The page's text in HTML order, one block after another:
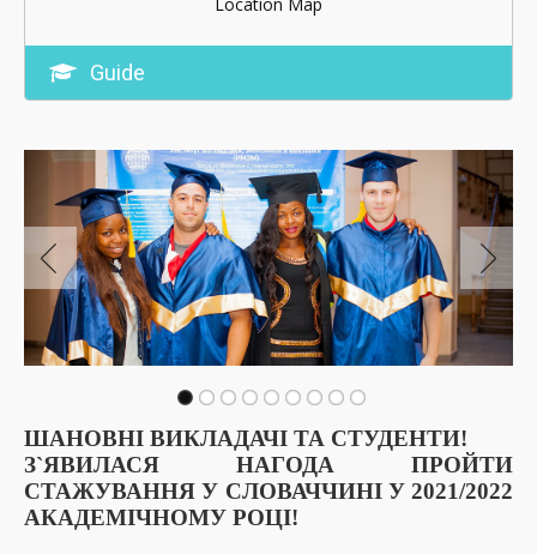
Location Map
Guide
ШАНОВНІ ВИКЛАДАЧІ ТА СТУДЕНТИ!
З`ЯВИЛАСЯ НАГОДА ПРОЙТИ
СТАЖУВАННЯ У СЛОВАЧЧИНІ У 2021/2022
АКАДЕМІЧНОМУ РОЦІ!